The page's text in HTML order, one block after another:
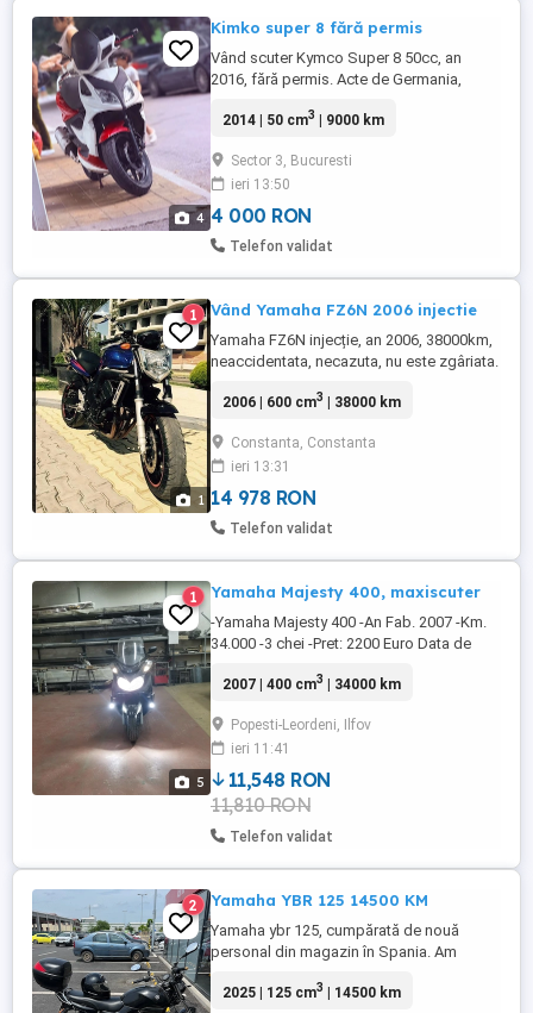
4
Kimko super 8 fără permis
Vând scuter Kymco Super 8 50cc, an
2016, fără permis. Acte de Germania,
inclusă, totul la zi, se poate înmatricula în
schimbat acum 200 km, plăcuțe de frână
și tambur pe spate noi. Preț: 4500 de lei
negociabil în limita bunului ...
2014 | 50 cm3 | 9000 km
Sector 3, Bucuresti
ieri 13:50
4 000 RON
Telefon validat
1
1 Vând Yamaha FZ6N 2006 injectie
Yamaha FZ6N injecție, an 2006, 38000km,
neaccidentata, necazuta, nu este zgâriata.
semnalizatoare electronice, alarma,
2006 | 600 cm3 | 38000 km
Constanta, Constanta
ieri 13:31
14 978 RON
Telefon validat
5
1 Yamaha Majesty 400, maxiscuter
-Yamaha Majesty 400 -An Fab. 2007 -Km.
34.000 -3 chei -Pret: 2200 Euro Data de
concediu, puteți contacta prin msg.
2007 | 400 cm3 | 34000 km
Popesti-Leordeni, Ilfov
ieri 11:41
11,548 RON
11,810 RON
Telefon validat
2 Yamaha YBR 125 14500 KM
Yamaha ybr 125, cumpărată de nouă
personal din magazin în Spania. Am
schimbat simeringuri și ulei. Frâna față
2025 | 125 cm3 | 14500 km